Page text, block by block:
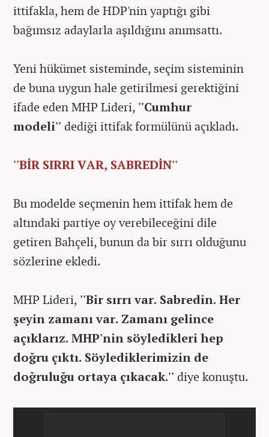
ittifakla, hem de HDP'nin yaptığı gibi
bağımsız adaylarla aşıldığını anımsattı.
Yeni hükümet sisteminde, seçim sisteminin
de buna uygun hale getirilmesi gerektiğini
ifade eden MHP Lideri, ''Cumhur
modeli'' dediği ittifak formülünü açıkladı.
''BİR SIRRI VAR, SABREDİN''
Bu modelde seçmenin hem ittifak hem de
altındaki partiye oy verebileceğini dile
getiren Bahçeli, bunun da bir sırrı olduğunu
sözlerine ekledi.
MHP Lideri, ''Bir sırrı var. Sabredin. Her
şeyin zamanı var. Zamanı gelince
açıklarız. MHP'nin söyledikleri hep
doğru çıktı. Söylediklerimizin de
doğruluğu ortaya çıkacak.'' diye konuştu.